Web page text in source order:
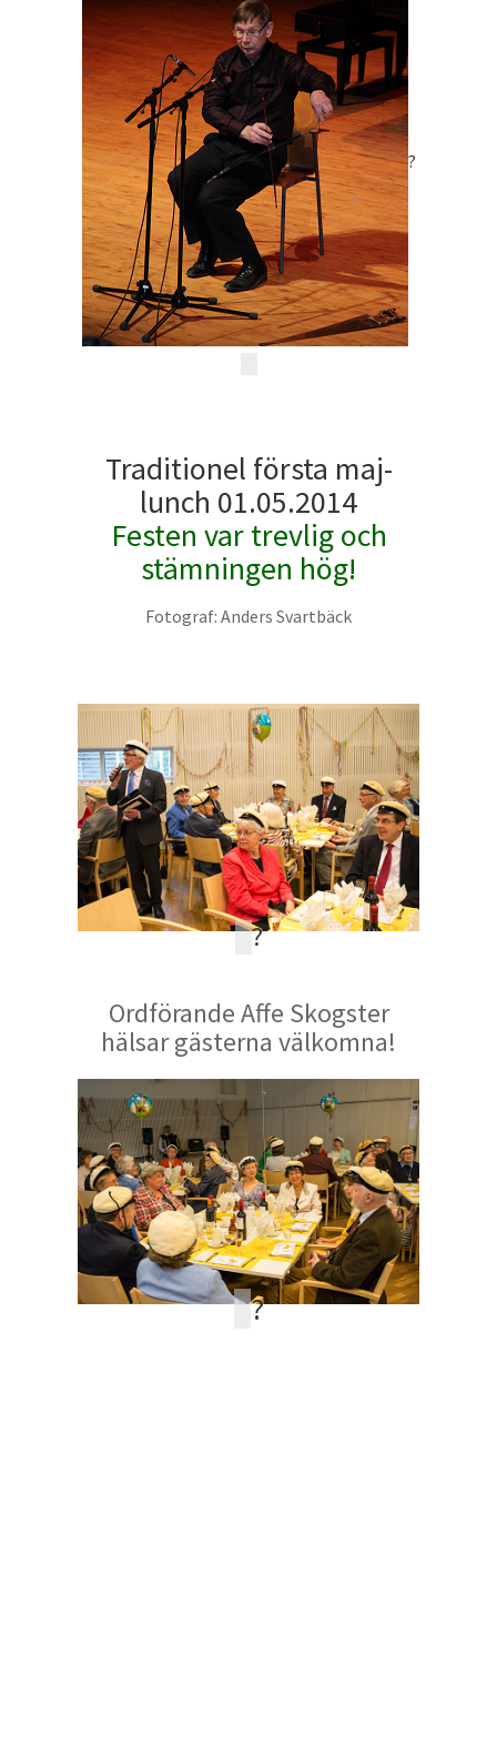
?
Traditionel första maj-
lunch 01.05.2014
Festen var trevlig och
stämningen hög!
Fotograf: Anders Svartbäck
?
Ordförande Affe Skogster
hälsar gästerna välkomna!
?